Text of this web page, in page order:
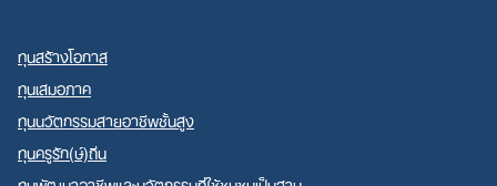
ทุนสร้างโอกาส
ทุนเสมอภาค
ทุนนวัตกรรมสายอาชีพชั้นสูง
ทุนครูรัก(ษ์)ถิ่น